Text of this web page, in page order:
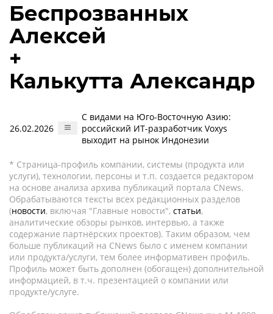
Беспрозванных
Алексей
+
Калькутта Александр
26.02.2026
С видами на Юго-Восточную Азию:
российский ИT-разработчик Voxys
выходит на рынок Индонезии
* Страница-профиль компании, системы (продукта или
услуги), технологии, персоны и т.п. создается редактором
на основе анализа архива публикаций портала CNews.
Обрабатываются тексты всех редакционных разделов
(новости, включая "Главные новости", статьи,
аналитические обзоры рынков, интервью, а также
содержание партнёрских проектов). Таким образом, чем
больше публикаций на CNews было с именем компании
или продукта/услуги, тем более информативен профиль.
Профиль может быть дополнен (обогащен) дополнительной
информацией, в т.ч. презентацией о компании или
продукте/услуге.